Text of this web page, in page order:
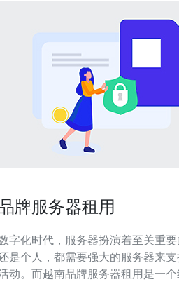
牌服务器租用
字化时代，服务器扮演着至关重
是个人，都需要强大的服务器来
动。而越南品牌服务器租用是一